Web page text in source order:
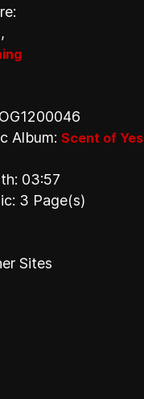
,
Album: Scent of
03:57
3 Page(s)
Sites